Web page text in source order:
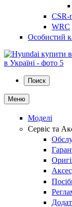
CSR-
WRC
Особистий
Поиск
Меню
Моделі
Сервіс та